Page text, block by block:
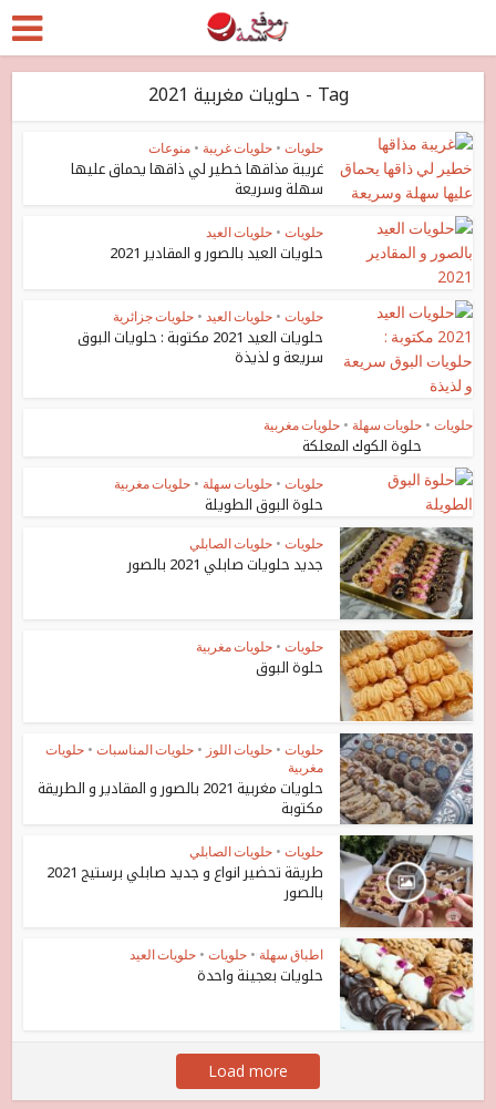
Tag - حلويات مغربية 2021
حلويات • حلويات غريبة • منوعات
غريبة مذاقها خطير لي ذاقها يحماق عليها
سهلة وسريعة
حلويات • حلويات العيد
حلويات العيد بالصور و المقادير 2021
حلويات • حلويات العيد • حلويات جزائرية
حلويات العيد 2021 مكتوبة : حلويات البوق
سريعة و لذيذة
حلويات • حلويات سهلة • حلويات مغربية
حلوة الكوك المعلكة
حلويات • حلويات سهلة • حلويات مغربية
حلوة البوق الطويلة
حلويات • حلويات الصابلي
جديد حلويات صابلي 2021 بالصور
حلويات • حلويات مغربية
حلوة البوق
حلويات • حلويات اللوز • حلويات المناسبات • حلويات
مغربية
حلويات مغربية 2021 بالصور و المقادير و الطريقة
مكتوبة
حلويات • حلويات الصابلي
طريقة تحضير انواع و جديد صابلي برستيج 2021
بالصور
اطباق سهلة • حلويات • حلويات العيد
حلويات بعجينة واحدة
Load more